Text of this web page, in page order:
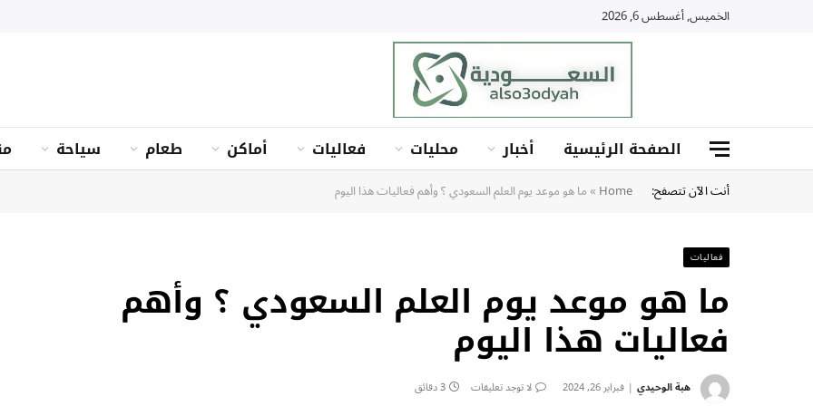
الخميس, أغسطس 6, 2026
الصفحة الرئيسية أخبار محليات فعاليات أماكن طعام سياحة
أنت الآن تتصفح: Home
»ما هو موعد يوم العلم السعودي ؟ وأهم فعاليات هذا اليوم
فعاليات
ما هو موعد يوم العلم السعودي ؟ وأهم
فعاليات هذا اليوم
هبة الوحيدي فبراير 26, 2024 لا توجد تعليقات 3 دقائق